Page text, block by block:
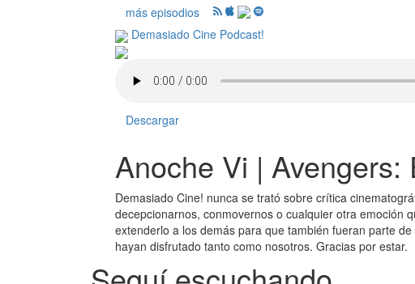
más episodios
Demasiado Cine Podcast!
Descargar
Anoche Vi | Avengers:
Demasiado Cine! nunca se trató sobre crítica
decepcionarnos, conmovernos o cualquier otra emoción
extenderlo a los demás para que también fueran parte
hayan disfrutado tanto como nosotros. Gracias por estar.